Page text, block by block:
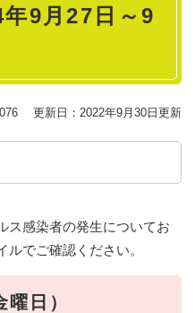
9月27日～9
更新日：2022年9月30日更新
ス感染者の発生についてお
でご確認ください。
日）